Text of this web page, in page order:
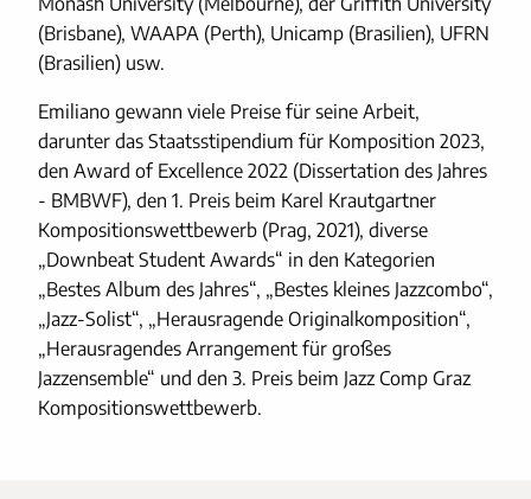
(Brisbane), WAAPA (Perth), Unicamp (Brasilien), UFRN
(Brasilien) usw.
Emiliano gewann viele Preise für seine Arbeit,
darunter das Staatsstipendium für Komposition 2023,
den Award of Excellence 2022 (Dissertation des Jahres
- BMBWF), den 1. Preis beim Karel Krautgartner
Kompositionswettbewerb (Prag, 2021), diverse
„Downbeat Student Awards“ in den Kategorien
„Bestes Album des Jahres“, „Bestes kleines Jazzcombo“,
„Jazz-Solist“, „Herausragende Originalkomposition“,
„Herausragendes Arrangement für großes
Jazzensemble“ und den 3. Preis beim Jazz Comp Graz
Kompositionswettbewerb.